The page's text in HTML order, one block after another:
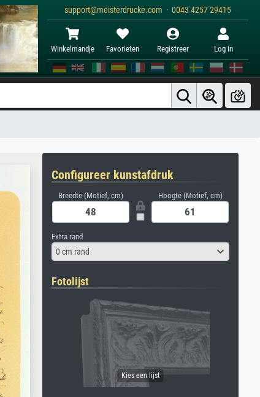
support@meisterdrucke.com · 0043 4257 29415
Winkelmandje Favorieten Registreer Log in
Configureer kunstafdruk
Breedte (Motief, cm) Hoogte (Motief, cm)
Extra rand
0 cm rand
Fotolijst